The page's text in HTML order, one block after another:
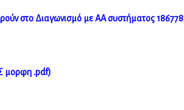
στο Διαγωνισμό με ΑΑ συστήματος 186778
μορφη .pdf)